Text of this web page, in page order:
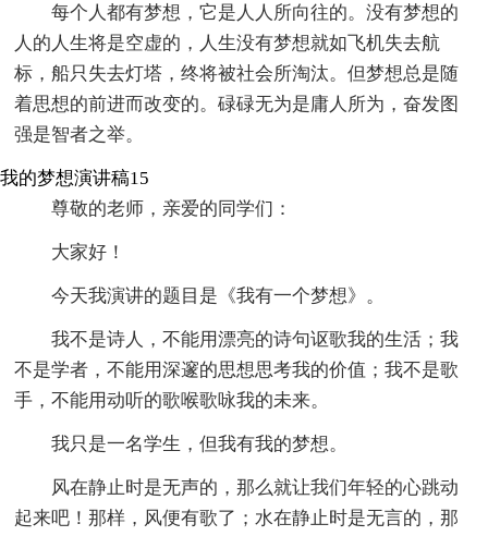
每个人都有梦想，它是人人所向往的。没有梦想的
人的人生将是空虚的，人生没有梦想就如飞机失去航
标，船只失去灯塔，终将被社会所淘汰。但梦想总是随
着思想的前进而改变的。碌碌无为是庸人所为，奋发图
强是智者之举。
我的梦想演讲稿15
尊敬的老师，亲爱的同学们：
大家好！
今天我演讲的题目是《我有一个梦想》。
我不是诗人，不能用漂亮的诗句讴歌我的生活；我
不是学者，不能用深邃的思想思考我的价值；我不是歌
手，不能用动听的歌喉歌咏我的未来。
我只是一名学生，但我有我的梦想。
风在静止时是无声的，那么就让我们年轻的心跳动
起来吧！那样，风便有歌了；水在静止时是无言的，那